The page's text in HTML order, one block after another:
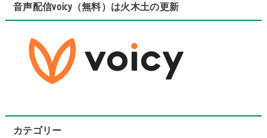
音声配信voicy（無料）は火木土の更新
カテゴリー